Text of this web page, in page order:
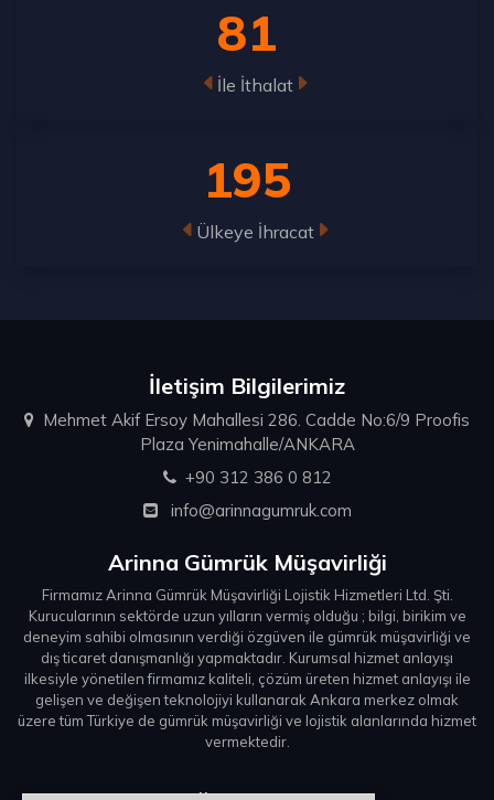
81
İle İthalat
195
Ülkeye İhracat
İletişim Bilgilerimiz
Mehmet Akif Ersoy Mahallesi 286. Cadde No:6/9 Proofis
Plaza Yenimahalle/ANKARA
+90 312 386 0 812
info@arinnagumruk.com
Arinna Gümrük Müşavirliği
Firmamız Arinna Gümrük Müşavirliği Lojistik Hizmetleri Ltd. Şti.
Kurucularının sektörde uzun yılların vermiş olduğu ; bilgi, birikim ve
deneyim sahibi olmasının verdiği özgüven ile gümrük müşavirliği ve
dış ticaret danışmanlığı yapmaktadır. Kurumsal hizmet anlayışı
ilkesiyle yönetilen firmamız kaliteli, çözüm üreten hizmet anlayışı ile
gelişen ve değişen teknolojiyi kullanarak Ankara merkez olmak
üzere tüm Türkiye de gümrük müşavirliği ve lojistik alanlarında hizmet
vermektedir.